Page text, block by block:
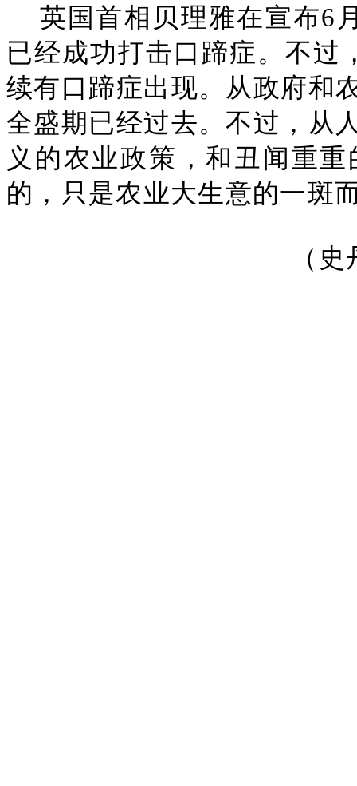
英国首相贝理雅在宣布6
已经成功打击口蹄症。不过
续有口蹄症出现。从政府和
全盛期已经过去。不过，从
义的农业政策，和丑闻重
的，只是农业大生意的一斑
（